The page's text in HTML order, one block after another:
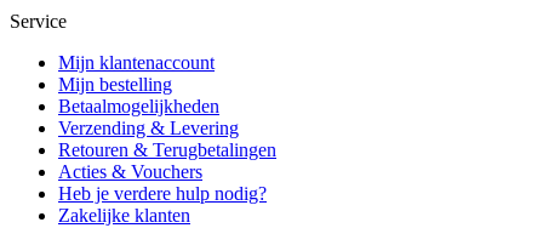
Service
Mijn klantenaccount
Mijn bestelling
Betaalmogelijkheden
Verzending & Levering
Retouren & Terugbetalingen
Acties & Vouchers
Heb je verdere hulp nodig?
Zakelijke klanten